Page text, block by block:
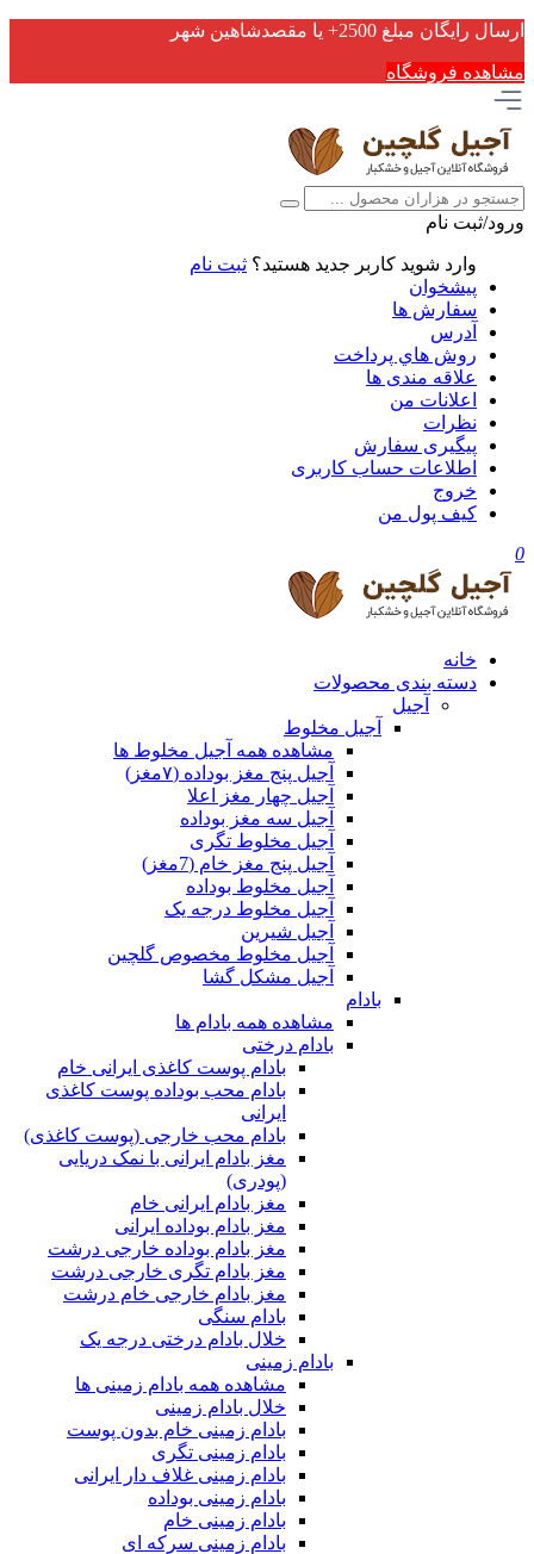
ارسال رایگان مبلغ 2500+ یا مقصدشاهین شهر
مشاهده فروشگاه
ورود/ثبت نام
وارد شوید کاربر جدید هستید؟ ثبت نام
پیشخوان
سفارش ها
آدرس
روش هاي پرداخت
علاقه مندی ها
اعلانات من
نظرات
پیگیری سفارش
اطلاعات حساب كاربری
خروج
کیف پول من
0
خانه
دسته بندی محصولات
آجیل
آجیل مخلوط
مشاهده همه آجیل مخلوط ها
آجیل پنج مغز بوداده (۷مغز)
آجیل چهار مغز اعلا
آجیل سه مغز بوداده
آجیل مخلوط تگری
آجیل پنج مغز خام (7مغز)
آجیل مخلوط بوداده
آجیل مخلوط درجه یک
آجیل شیرین
آجیل مخلوط مخصوص گلچین
آجیل مشکل گشا
بادام
مشاهده همه بادام ها
بادام درختی
بادام پوست کاغذی ایرانی خام
بادام محب بوداده پوست کاغذی
ایرانی
بادام محب خارجی (پوست کاغذی)
مغز بادام ایرانی با نمک دریایی
(پودری)
مغز بادام ایرانی خام
مغز بادام بوداده ایرانی
مغز بادام بوداده خارجی درشت
مغز بادام تگری خارجی درشت
مغز بادام خارجی خام درشت
بادام سنگی
خلال بادام درختی درجه یک
بادام زمینی
مشاهده همه بادام زمینی ها
خلال بادام زمینی
بادام زمینی خام بدون پوست
بادام زمینی تگری
بادام زمینی غلاف دار ایرانی
بادام زمینی بوداده
بادام زمینی خام
بادام زمینی سرکه ای